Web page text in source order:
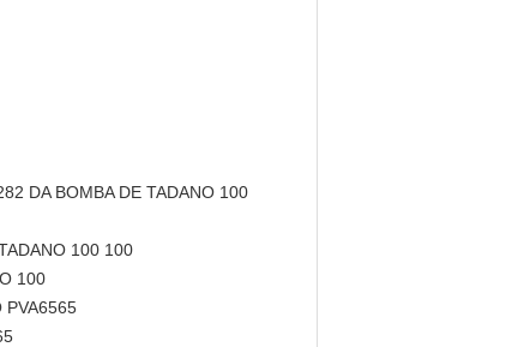
DA BOMBA DE TADANO 100
100 100
100
PVA6565